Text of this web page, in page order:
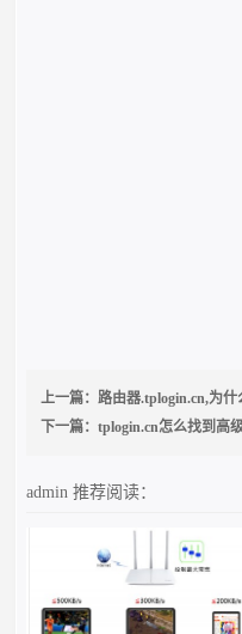
上一篇：路由器.tplogin.cn,为什
下一篇：tplogin.cn怎么找到高
admin推荐阅读：